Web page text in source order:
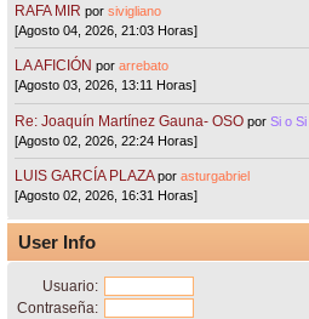
RAFA MIR porsivigliano
[Agosto 04, 2026, 21:03 Horas]
LA AFICIÓN porarrebato
[Agosto 03, 2026, 13:11 Horas]
Re: Joaquín Martínez Gauna- OSO porSi o Si
[Agosto 02, 2026, 22:24 Horas]
LUIS GARCÍA PLAZA porasturgabriel
[Agosto 02, 2026, 16:31 Horas]
User Info
Usuario:
Contraseña: